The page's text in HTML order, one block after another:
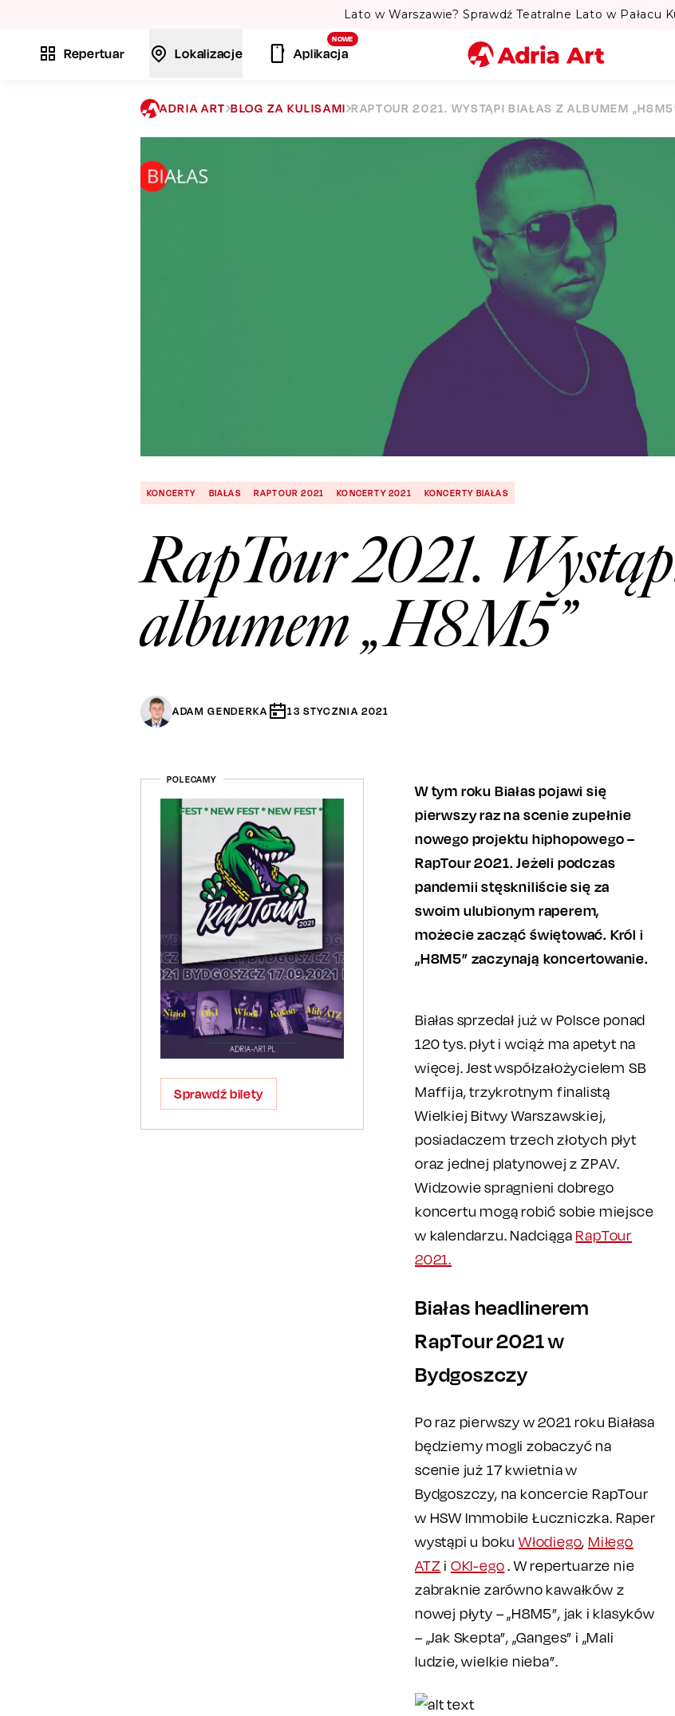
Lato w Warszawie? Sprawdź Teatralne Lato w Pałacu
Repertuar Lokalizacje
NOWE
Aplikacja
Miasto
ADRIA ART BLOG ZA KULISAMI RAPTOUR 2021. WYSTĄPI BIAŁAS Z ALBUMEM
KONCERTY BIAŁAS RAPTOUR 2021 KONCERTY 2021 KONCERTY BIAŁAS
RapTour 2021.
albumem „H8M5”
ADAM GENDERKA 13 STYCZNIA 2021
POLECAMY
Sprawdź bilety
W tym roku Białas pojawi się
pierwszy raz na scenie zupełnie
nowego projektu hiphopowego –
RapTour 2021. Jeżeli podczas
pandemii stęskniliście się za
swoim ulubionym raperem,
możecie zacząć świętować. Król i
„H8M5” zaczynają koncertowanie.
Białas sprzedał już w Polsce ponad
120 tys. płyt i wciąż ma apetyt na
więcej. Jest współzałożycielem SB
Maffija, trzykrotnym finalistą
Wielkiej Bitwy Warszawskiej,
posiadaczem trzech złotych płyt
oraz jednej platynowej z ZPAV.
Widzowie spragnieni dobrego
koncertu mogą robić sobie miejsce
w kalendarzu. Nadciąga RapTour
2021.
Białas headlinerem
RapTour 2021 w
Bydgoszczy
Po raz pierwszy w 2021 roku Białasa
będziemy mogli zobaczyć na
scenie już 17 kwietnia w
Bydgoszczy, na koncercie RapTour
w HSW Immobile Łuczniczka. Raper
wystąpi u bokuWłodiego, Miłego
ATZ i OKI-ego. W repertuarze nie
zabraknie zarówno kawałków z
nowej płyty – „H8M5”, jak i klasyków
– „Jak Skepta”, „Ganges” i „Mali
ludzie, wielkie nieba”.